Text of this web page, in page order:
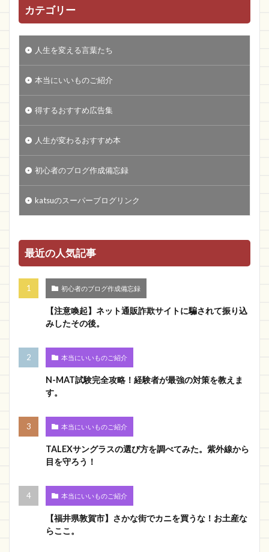
カテゴリー
人生を変える言葉たち
本当にいいものご紹介
得するおすすめ広告集
人生が変わるおすすめ本
初心者のブログ作成備忘録
katsuのスーパーブログリンク
最近の人気記事
初心者のブログ作成備忘録
【注意喚起】ネット通販詐欺サイトに騙されて振り込
みしたその後。
本当にいいものご紹介
N-MAT試験完全攻略！経験者が最強の対策を教えま
す。
本当にいいものご紹介
TALEXサングラスの選び方を調べてみた。紫外線から
目を守ろう！
本当にいいものご紹介
【福井県敦賀市】さかな街でカニを買うな！お土産な
らここ。